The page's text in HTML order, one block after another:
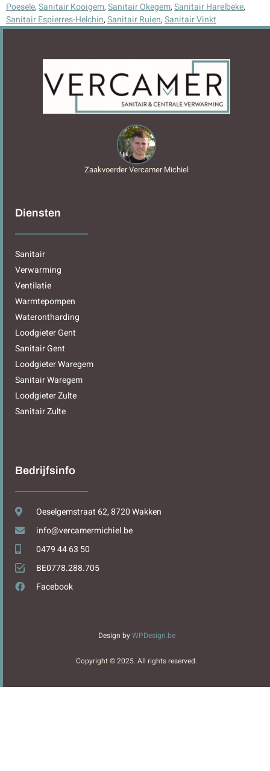
Poesele,Sanitair Kooigem,Sanitair Okegem,Sanitair Harelbeke,
Sanitair Espierres-Helchin,Sanitair Ruien,Sanitair Vinkt
Zaakvoerder Vercamer Michiel
Diensten
Sanitair
Verwarming
Ventilatie
Warmtepompen
Waterontharding
Loodgieter Gent
Sanitair Gent
Loodgieter Waregem
Sanitair Waregem
Loodgieter Zulte
Sanitair Zulte
Bedrijfsinfo
Oeselgemstraat 62, 8720 Wakken
info@vercamermichiel.be
0479 44 63 50
BE0778.288.705
Facebook
Design byWPDesign.be
Copyright © 2025. All rights reserved.